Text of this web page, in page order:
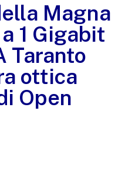
Magna
1 Gigabit
Taranto
ottica
Open